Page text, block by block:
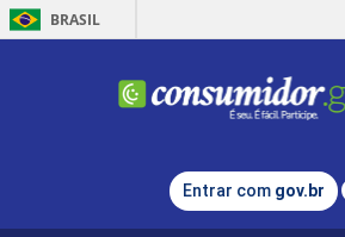
BRASIL
Entrar com gov.br